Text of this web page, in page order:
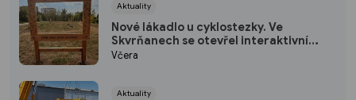
Aktuality
Nové lákadlo u cyklostezky. Ve
Skvrňanech se otevřel interaktivní
Ekopark
Včera
Aktuality